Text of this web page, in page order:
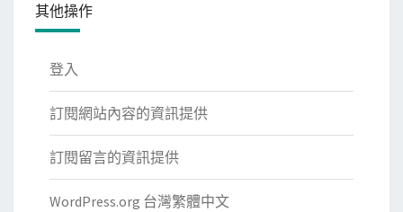
其他操作
登入
訂閱網站內容的資訊提供
訂閱留言的資訊提供
WordPress.org 台灣繁體中文